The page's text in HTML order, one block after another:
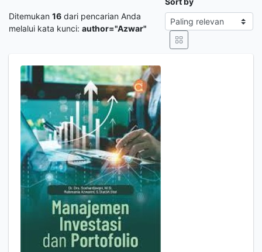
Ditemukan 16 dari pencarian Anda
melalui kata kunci: author="Azwar"